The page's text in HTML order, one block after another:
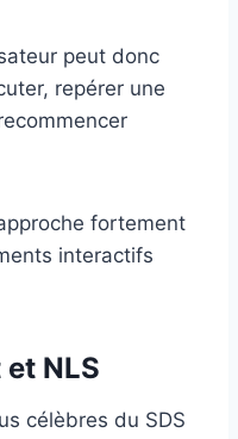
peut donc
repérer une
fortement
interactifs
NLS
célèbres du SDS